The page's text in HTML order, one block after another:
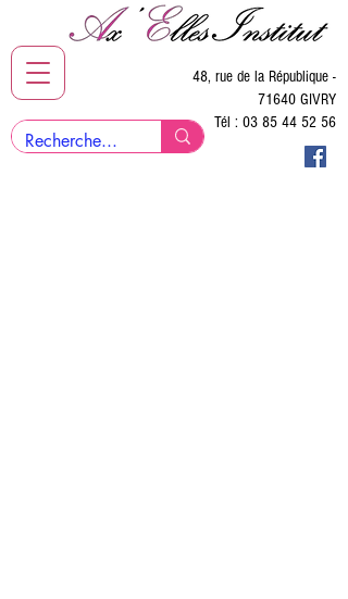
48, rue de la République -
71640 GIVRY
Tél : 03 85 44 52 56